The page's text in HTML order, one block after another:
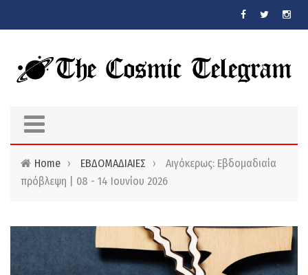
Home › ΕΒΔΟΜΑΔΙΑΙΕΣ ›
Αιγόκερως: Εβδομαδιαία
πρόβλεψη | 08 - 14 Ιουνίου 2026